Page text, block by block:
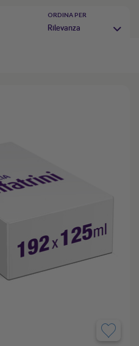
ORDINA PER
Rilevanza